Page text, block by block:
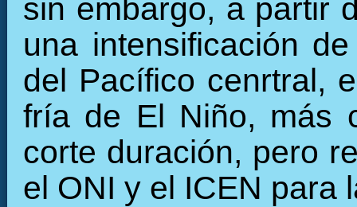
sin embargo, a partir
una intensificación
del Pacífico cenrtral,
fría de El Niño, más
corte duración, pero
el ONI y el ICEN para